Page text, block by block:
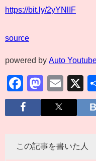
https://bit.ly/2yYNlIF
source
powered by Auto
Facebook
X
この記事を書いた人